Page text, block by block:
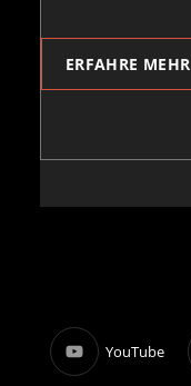
ERFAHRE MEHR
YouTube